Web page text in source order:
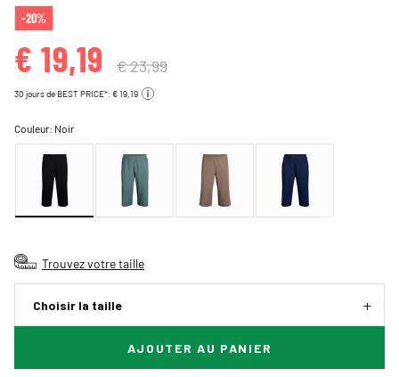
-20%
€ 19,19 € 23,99
30 jours de BEST PRICE*: € 19,19
Couleur: Noir
Trouvez votre taille
Choisir la taille
AJOUTER AU PANIER